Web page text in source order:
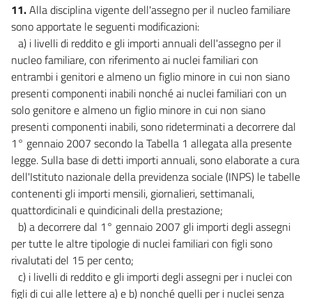
11.Alla disciplina vigente dell'assegno per il nucleo familiare
sono apportate le seguenti modificazioni:
a) i livelli di reddito e gli importi annuali dell'assegno per il
nucleo familiare, con riferimento ai nuclei familiari con
entrambi i genitori e almeno un figlio minore in cui non siano
presenti componenti inabili nonché ai nuclei familiari con un
solo genitore e almeno un figlio minore in cui non siano
presenti componenti inabili, sono rideterminati a decorrere dal
1° gennaio 2007 secondo la Tabella 1 allegata alla presente
legge. Sulla base di detti importi annuali, sono elaborate a cura
dell'Istituto nazionale della previdenza sociale (INPS) le tabelle
contenenti gli importi mensili, giornalieri, settimanali,
quattordicinali e quindicinali della prestazione;
b) a decorrere dal 1° gennaio 2007 gli importi degli assegni
per tutte le altre tipologie di nuclei familiari con figli sono
rivalutati del 15 per cento;
c) i livelli di reddito e gli importi degli assegni per i nuclei con
figli di cui alle lettere a) e b) nonché quelli per i nuclei senza